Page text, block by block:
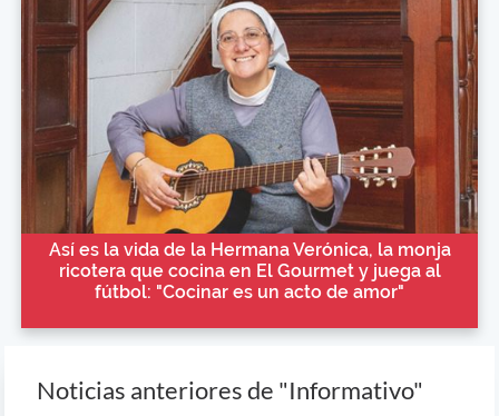
Así es la vida de la Hermana Verónica, la monja
ricotera que cocina en El Gourmet y juega al
fútbol: "Cocinar es un acto de amor"
Noticias anteriores de "Informativo"